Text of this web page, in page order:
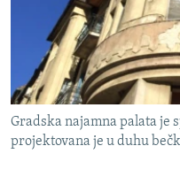
Gradska najamna palata je
projektovana je u duhu